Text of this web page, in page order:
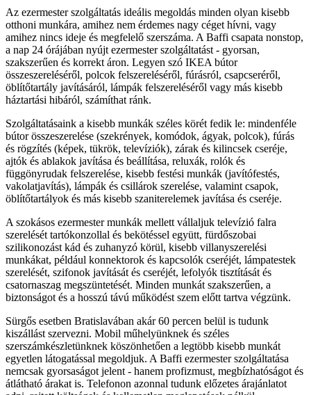
Az ezermester szolgáltatás ideális megoldás minden olyan kisebb
otthoni munkára, amihez nem érdemes nagy céget hívni, vagy
amihez nincs ideje és megfelelő szerszáma. A Baffi csapata nonstop,
a nap 24 órájában nyújt ezermester szolgáltatást - gyorsan,
szakszerűen és korrekt áron. Legyen szó IKEA bútor
összeszereléséről, polcok felszereléséről, fúrásról, csapcseréről,
öblítőtartály javításáról, lámpák felszereléséről vagy más kisebb
háztartási hibáról, számíthat ránk.
Szolgáltatásaink a kisebb munkák széles körét fedik le: mindenféle
bútor összeszerelése (szekrények, komódok, ágyak, polcok), fúrás
és rögzítés (képek, tükrök, televíziók), zárak és kilincsek cseréje,
ajtók és ablakok javítása és beállítása, reluxák, rolók és
függönyrudak felszerelése, kisebb festési munkák (javítófestés,
vakolatjavítás), lámpák és csillárok szerelése, valamint csapok,
öblítőtartályok és más kisebb szaniterelemek javítása és cseréje.
A szokásos ezermester munkák mellett vállaljuk televízió falra
szerelését tartókonzollal és bekötéssel együtt, fürdőszobai
szilikonozást kád és zuhanyzó körül, kisebb villanyszerelési
munkákat, például konnektorok és kapcsolók cseréjét, lámpatestek
szerelését, szifonok javítását és cseréjét, lefolyók tisztítását és
csatornaszag megszüntetését. Minden munkát szakszerűen, a
biztonságot és a hosszú távú működést szem előtt tartva végzünk.
Sürgős esetben Bratislavában akár 60 percen belül is tudunk
kiszállást szervezni. Mobil műhelyünknek és széles
szerszámkészletünknek köszönhetően a legtöbb kisebb munkát
egyetlen látogatással megoldjuk. A Baffi ezermester szolgáltatása
nemcsak gyorsaságot jelent - hanem profizmust, megbízhatóságot és
átlátható árakat is. Telefonon azonnal tudunk előzetes árajánlatot